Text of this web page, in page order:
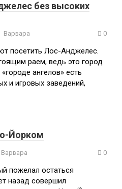
без высоких
Варвара 0
посетить Лос-Анджелес.
раем, ведь это город
ангелов» есть
и игровых заведений,
Йорком
Варвара 0
пожелал остаться
назад совершил